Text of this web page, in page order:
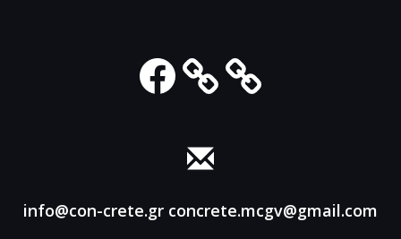
Facebook
info@con-crete.gr concrete.mcgv@gmail.com